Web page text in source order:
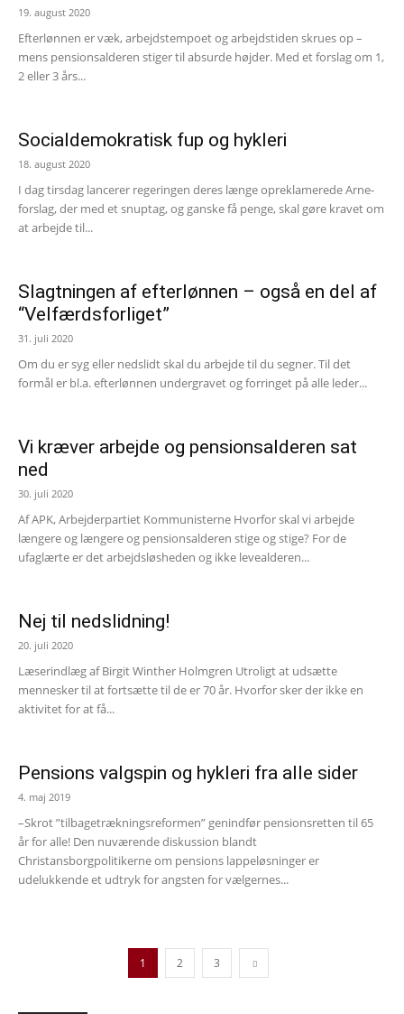
19. august 2020
Efterlønnen er væk, arbejdstempoet og arbejdstiden skrues op –
mens pensionsalderen stiger til absurde højder. Med et forslag om 1,
2 eller 3 års...
Socialdemokratisk fup og hykleri
18. august 2020
I dag tirsdag lancerer regeringen deres længe opreklamerede Arne-
forslag, der med et snuptag, og ganske få penge, skal gøre kravet om
at arbejde til...
Slagtningen af efterlønnen – også en del af
“Velfærdsforliget”
31. juli 2020
Om du er syg eller nedslidt skal du arbejde til du segner. Til det
formål er bl.a. efterlønnen undergravet og forringet på alle leder...
Vi kræver arbejde og pensionsalderen sat
ned
30. juli 2020
Af APK, Arbejderpartiet Kommunisterne Hvorfor skal vi arbejde
længere og længere og pensionsalderen stige og stige? For de
ufaglærte er det arbejdsløsheden og ikke levealderen...
Nej til nedslidning!
20. juli 2020
Læserindlæg af Birgit Winther Holmgren Utroligt at udsætte
mennesker til at fortsætte til de er 70 år. Hvorfor sker der ikke en
aktivitet for at få...
Pensions valgspin og hykleri fra alle sider
4. maj 2019
–Skrot ”tilbagetrækningsreformen” genindfør pensionsretten til 65
år for alle! Den nuværende diskussion blandt
Christansborgpolitikerne om pensions lappeløsninger er
udelukkende et udtryk for angsten for vælgernes...
1 2 3